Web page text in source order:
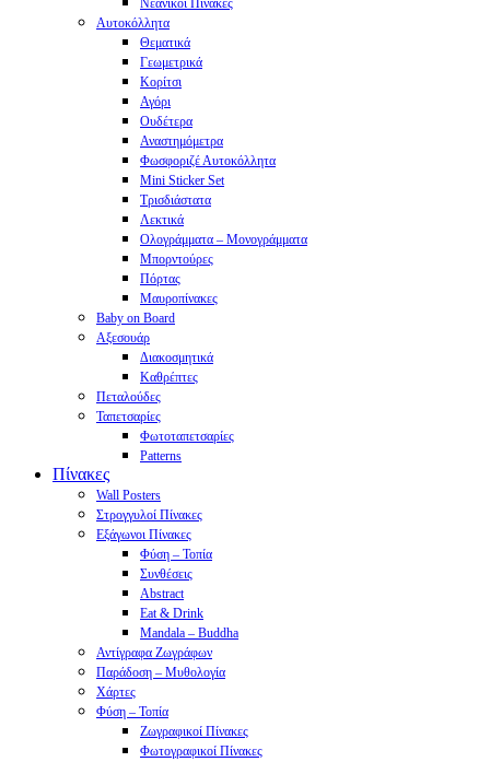
Νεανικοί Πίνακες
Αυτοκόλλητα
Θεματικά
Γεωμετρικά
Κορίτσι
Αγόρι
Ουδέτερα
Αναστημόμετρα
Φωσφοριζέ Αυτοκόλλητα
Mini Sticker Set
Tρισδιάστατα
Λεκτικά
Ολογράμματα – Μονογράμματα
Μπορντούρες
Πόρτας
Μαυροπίνακες
Baby on Board
Αξεσουάρ
Διακοσμητικά
Καθρέπτες
Πεταλούδες
Ταπετσαρίες
Φωτοταπετσαρίες
Patterns
Πίνακες
Wall Posters
Στρογγυλοί Πίνακες
Εξάγωνοι Πίνακες
Φύση – Τοπία
Συνθέσεις
Abstract
Eat & Drink
Mandala – Buddha
Αντίγραφα Ζωγράφων
Παράδοση – Μυθολογία
Χάρτες
Φύση – Τοπία
Ζωγραφικοί Πίνακες
Φωτογραφικοί Πίνακες